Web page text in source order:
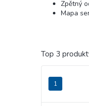
Zpětný
Mapa
Top 3